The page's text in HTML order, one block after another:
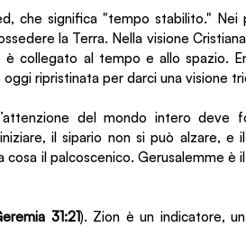
che significa "tempo stabilito." Nei
la Terra. Nella visione
collegato al tempo e allo spazio.
ripristinata per darci una visione
del mondo intero deve
il sipario non si può alzare, e
il palcoscenico. Gerusalemme è
31:21). Zion è un indicatore,